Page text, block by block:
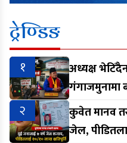
ट्रेण्डिङ
१
अध्यक्ष
गंगाजमुनामा
२
कुवेत मानव
जेल,